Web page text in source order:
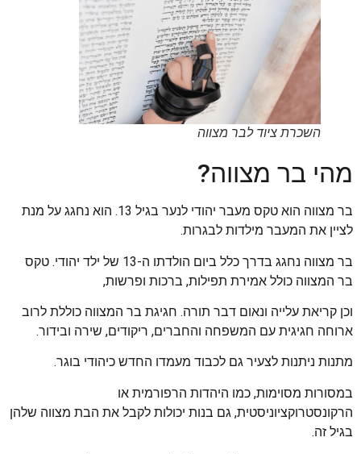
השכרת ציוד לבר מצווה
מהי בר מצווה?
בר מצווה הוא טקס מעבר יהודי לנער בגיל 13. הוא נחגג על מנת
לציין את המעבר מילדות לבגרות.
בר מצווה נחגג בדרך כלל ביום הולדתו ה-13 של ילד יהודי. טקס
בר המצווה כולל אמירת תפילות, ברכות ופרשות,
וכן קריאת עלייה ונאום דבר תורה. חגיגת בר המצווה כוללת לרוב
ארוחה חגיגית עם המשפחה והחברים, ריקודים, שירה ובידור.
מתנות ניתנות לצעיר גם לכבוד מעמדו החדש כיהודי בוגר.
במסורות מסוימות, כמו היהדות הרפורמית או
הרקונסטרוקציוניסטית, גם בנות יכולות לקבל את הבת מצווה שלהן
בגיל זה.